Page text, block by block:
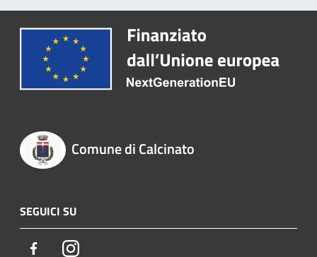
Comune di Calcinato
SEGUICI SU
FacebookInstagram